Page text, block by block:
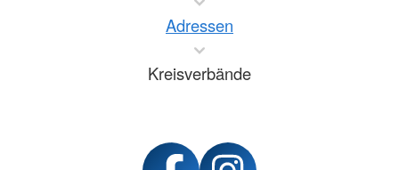
Adressen
Kreisverbände